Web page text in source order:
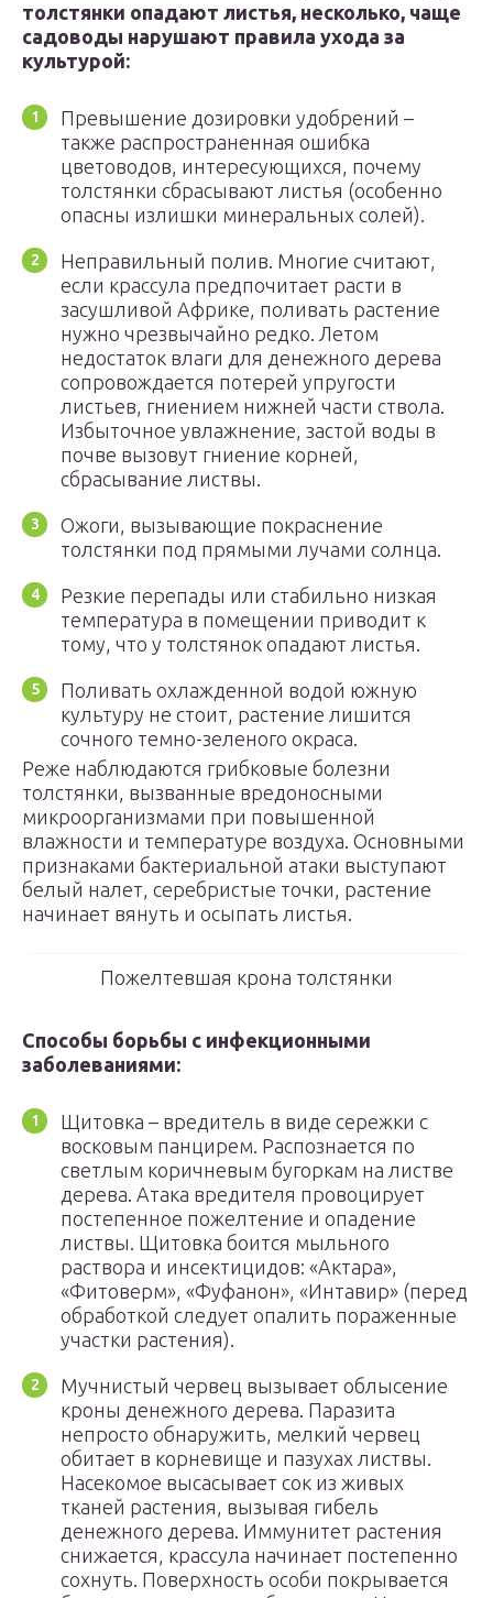
толстянки опадают листья, несколько, чаще
садоводы нарушают правила ухода за
культурой:
Превышение дозировки удобрений –
также распространенная ошибка
цветоводов, интересующихся, почему
толстянки сбрасывают листья (особенно
опасны излишки минеральных солей).
Неправильный полив. Многие считают,
если крассула предпочитает расти в
засушливой Африке, поливать растение
нужно чрезвычайно редко. Летом
недостаток влаги для денежного дерева
сопровождается потерей упругости
листьев, гниением нижней части ствола.
Избыточное увлажнение, застой воды в
почве вызовут гниение корней,
сбрасывание листвы.
Ожоги, вызывающие покраснение
толстянки под прямыми лучами солнца.
Резкие перепады или стабильно низкая
температура в помещении приводит к
тому, что у толстянок опадают листья.
Поливать охлажденной водой южную
культуру не стоит, растение лишится
сочного темно-зеленого окраса.
Реже наблюдаются грибковые болезни
толстянки, вызванные вредоносными
микроорганизмами при повышенной
влажности и температуре воздуха. Основными
признаками бактериальной атаки выступают
белый налет, серебристые точки, растение
начинает вянуть и осыпать листья.
Пожелтевшая крона толстянки
Способы борьбы с инфекционными
заболеваниями:
Щитовка – вредитель в виде сережки с
восковым панцирем. Распознается по
светлым коричневым бугоркам на листве
дерева. Атака вредителя провоцирует
постепенное пожелтение и опадение
листвы. Щитовка боится мыльного
раствора и инсектицидов: «Актара»,
«Фитоверм», «Фуфанон», «Интавир» (перед
обработкой следует опалить пораженные
участки растения).
Мучнистый червец вызывает облысение
кроны денежного дерева. Паразита
непросто обнаружить, мелкий червец
обитает в корневище и пазухах листвы.
Насекомое высасывает сок из живых
тканей растения, вызывая гибель
денежного дерева. Иммунитет растения
снижается, крассула начинает постепенно
сохнуть. Поверхность особи покрывается